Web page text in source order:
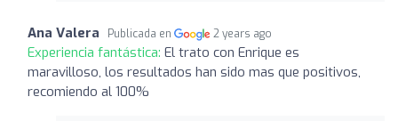
Ana Valera Publicada en 2 years ago
Experiencia fantástica: El trato con Enrique es
maravilloso, los resultados han sido mas que positivos,
recomiendo al 100%